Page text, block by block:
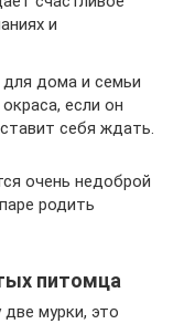
и
дома и семьи
если он
себя ждать.
очень недоброй
родить
питомца
мурки, это